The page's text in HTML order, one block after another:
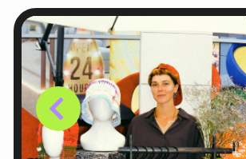
Büro маркет Fest
1 августа 2025
9 июня 2025
Культурный гид 9–15 июня